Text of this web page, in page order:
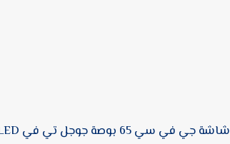
شاشة جي في سي 65 بوصة جوجل تي في QLED ـ 144 هيرتز HDR